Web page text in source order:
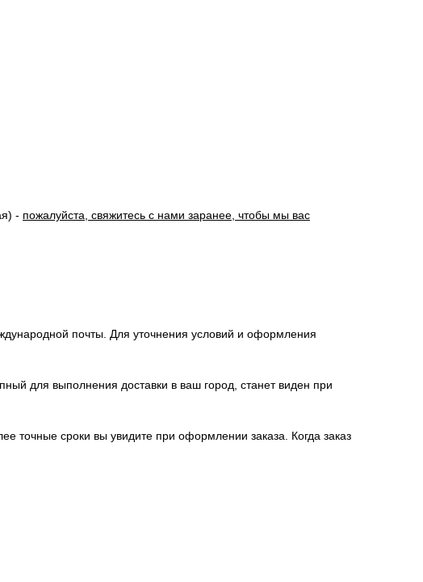
- пожалуйста, свяжитесь с нами заранее, чтобы мы вас
почты. Для уточнения условий и оформления
для выполнения доставки в ваш город, станет виден при
точные сроки вы увидите при оформлении заказа. Когда заказ